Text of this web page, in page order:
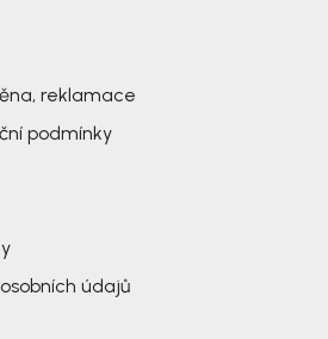
reklamace
podmínky
údajů